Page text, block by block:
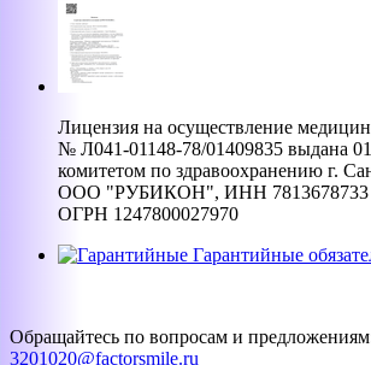
Лицензия на осуществление
№ Л041-01148-78/01409835 выдана
комитетом по здравоохранению г.
ООО "РУБИКОН", ИНН 7813678733
ОГРН 1247800027970
Гарантийные
Обращайтесь по вопросам и
3201020@factorsmile.ru